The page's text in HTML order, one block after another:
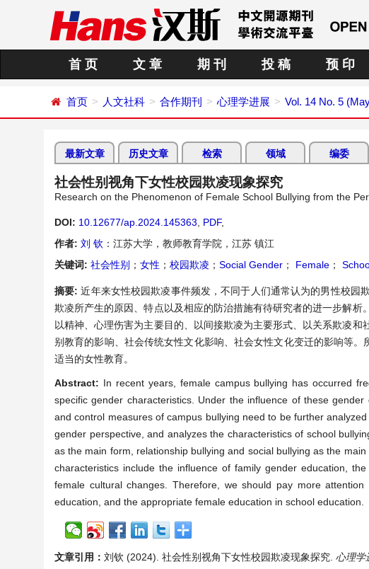
首 页 文 章 期 刊 投 稿 预 印
首页 人文社科 合作期刊 心理学进展 Vol. 14 No. 5
最新文章 历史文章 检索 领域 编委
社会性别视角下女性校园欺凌现象探究
Research on the Phenomenon of Female School Bullying from the
DOI: 10.12677/ap.2024.145363 PDF,
作者: 刘 钦 ：江苏大学，教师教育学院，江苏 镇江
关键词: 社会性别 ； 女性 ； 校园欺凌 ； Social Gender ； Female ；
摘要:近年来女性校园欺凌事件频发，不同于人们通常认为的男性校园
欺凌所产生的原因、特点以及相应的防治措施有待研究者的进一步解
以精神、心理伤害为主要目的、以间接欺凌为主要形式、以关系欺凌
别教育的影响、社会传统女性文化影响、社会女性文化变迁的影响等
适当的女性教育。
Abstract: In recent years, female campus bullying has occurred
specific gender characteristics. Under the influence of these
and control measures of campus bullying need to be further
gender perspective, and analyzes the characteristics of school
as the main form, relationship bullying and social bullying as the
characteristics include the influence of family gender education,
female cultural changes. Therefore, we should pay more
education, and the appropriate female education in school education.
文章引用： 刘钦 (2024). 社会性别视角下女性校园欺凌现象探究. 心理学